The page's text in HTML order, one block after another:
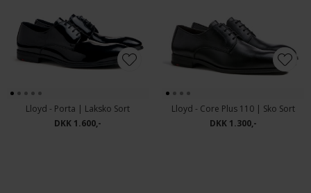
Lloyd - Porta | Laksko Sort
DKK 1.600,-
Lloyd - Core Plus 110 | Sko Sort
DKK 1.300,-